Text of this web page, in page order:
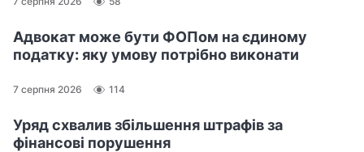
Адвокат може бути ФОПом на єдиному
податку: яку умову потрібно виконати
7 серпня 2026 114
Уряд схвалив збільшення штрафів за
фінансові порушення